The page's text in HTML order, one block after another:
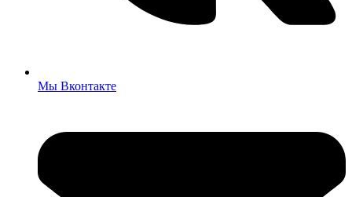
Мы Вконтакте